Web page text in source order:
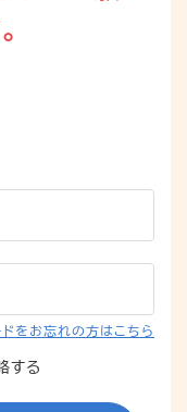
ドをお忘れの方はこちら
する